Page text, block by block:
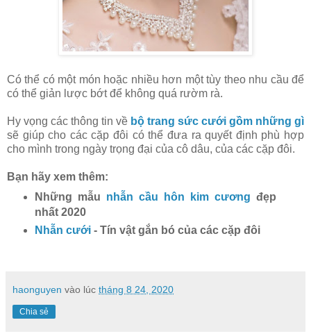
Có thể có một món hoặc nhiều hơn một tùy theo nhu cầu để
có thể giản lược bớt để không quá rườm rà.
Hy vọng các thông tin về bộ trang sức cưới gồm những gì
sẽ giúp cho các cặp đôi có thể đưa ra quyết định phù hợp
cho mình trong ngày trọng đại của cô dâu, của các cặp đôi.
Bạn hãy xem thêm:
Những mẫu nhẫn cầu hôn kim cương đẹp
nhất 2020
Nhẫn cưới- Tín vật gắn bó của các cặp đôi
haonguyen vào lúc tháng 8 24, 2020
Chia sẻ